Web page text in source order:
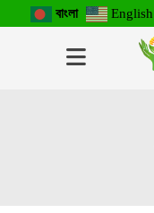
বাংলা English